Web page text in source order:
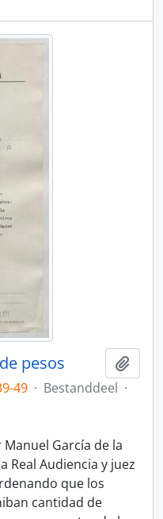
pesos
49 · Bestanddeel ·
García de la
Real Audiencia y juez
que los
cantidad de